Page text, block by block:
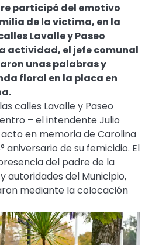
participó del emotivo
de la victima, en la
Lavalle y Paseo
actividad, el jefe comunal
unas palabras y
floral en la placa en
calles Lavalle y Paseo
– el intendente Julio
en memoria de Carolina
aniversario de su femicidio. El
del padre de la
autoridades del Municipio,
mediante la colocación